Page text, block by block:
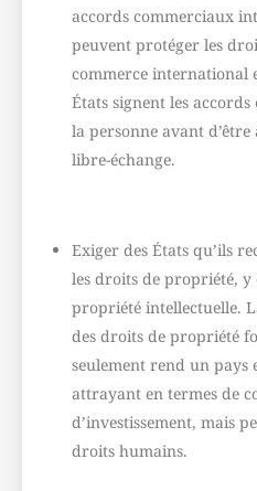
accords commerciaux
peuvent protéger les
commerce international
États signent les
la personne avant
libre-échange.
Exiger des États qu’ils
les droits de propriété,
propriété intellectuelle.
des droits de propriété
seulement rend un pays
attrayant en termes de
d’investissement, mais
droits humains.